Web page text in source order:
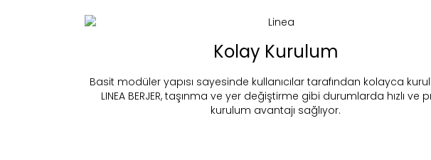
Find in Store
Kolay Kurulum
Basit modüler yapısı sayesinde kullanıcılar tarafından kolayca
LINEA BERJER, taşınma ve yer değiştirme gibi durumlarda hızlı ve
kurulum avantajı sağlıyor.